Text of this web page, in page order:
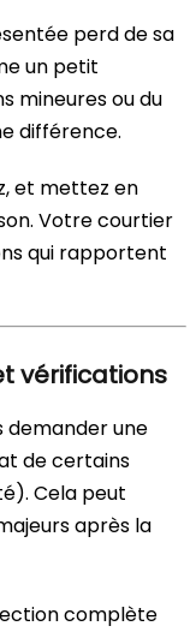
perd de sa
un petit
mineures ou du
différence.
et mettez en
Votre courtier
qui rapportent
vérifications
demander une
de certains
Cela peut
après la
complète